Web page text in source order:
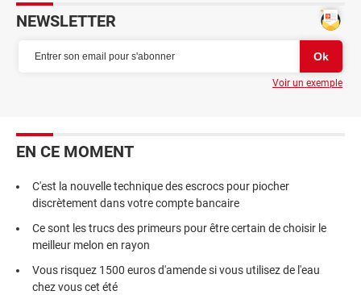
NEWSLETTER
Voir un exemple
EN CE MOMENT
C'est la nouvelle technique des escrocs pour piocher
discrètement dans votre compte bancaire
Ce sont les trucs des primeurs pour être certain de choisir le
meilleur melon en rayon
Vous risquez 1500 euros d'amende si vous utilisez de l'eau
chez vous cet été